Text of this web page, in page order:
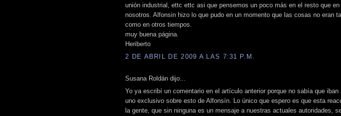
unión industrial, ettc ettc asi que pensemos un poco más en el resto que en
nosotros. Alfonsin hizo lo que pudo en un momento que las cosas no eran
como en otros tiempos.
muy buena página.
Heriberto
2 DE ABRIL DE 2009 A LAS 7:31 P.M.
Susana Roldán dijo...
Yo ya escribí un comentario en el artículo anterior porque no sabía que iban
uno exclusivo sobre esto de Alfonsín. Lo único que espero es que esta
la gente, que sin ninguna es un mensaje a nuestras actuales autoridades,